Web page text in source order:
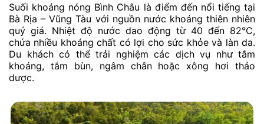
Suối khoáng nóng Bình Châu là điểm đến nổi tiếng tại
Bà Rịa – Vũng Tàu với nguồn nước khoáng thiên nhiên
quý giá. Nhiệt độ nước dao động từ 40 đến 82°C,
chứa nhiều khoáng chất có lợi cho sức khỏe và làn da.
Du khách có thể trải nghiệm các dịch vụ như tắm
khoáng, tắm bùn, ngâm chân hoặc xông hơi thảo
dược.